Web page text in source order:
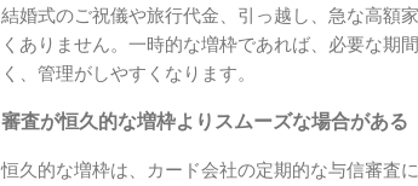
結婚式のご祝儀や旅行代金、引っ越し、急な高額
くありません。一時的な増枠であれば、必要な期
く、管理がしやすくなります。
審査が恒久的な増枠よりスムーズな場合がある
恒久的な増枠は、カード会社の定期的な与信審査